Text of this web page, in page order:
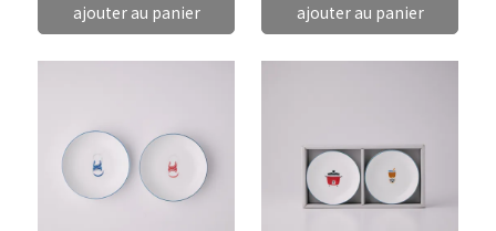
ajouter au panier ajouter au panier